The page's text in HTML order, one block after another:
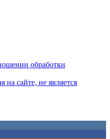
обработки
сайте, не является